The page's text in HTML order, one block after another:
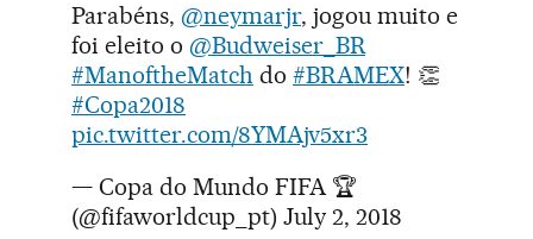
Parabéns, @neymarjr, jogou muito e
foi eleito o @Budweiser_BR
#ManoftheMatch do #BRAMEX! 👏
#Copa2018
pic.twitter.com/8YMAjv5xr3
— Copa do Mundo FIFA 🏆
(@fifaworldcup_pt) July 2, 2018